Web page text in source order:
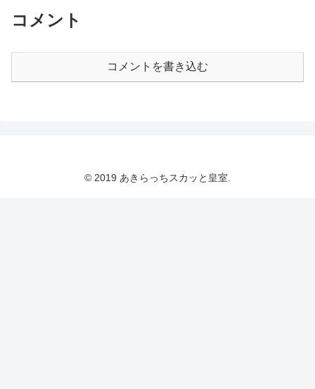
コメント
コメントを書き込む
© 2019 あきらっちスカッと皇室.